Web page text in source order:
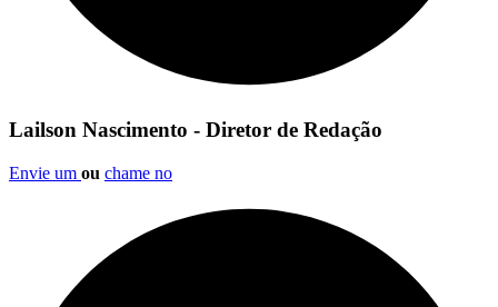
Lailson Nascimento - Diretor de Redação
Envie um ou chame no